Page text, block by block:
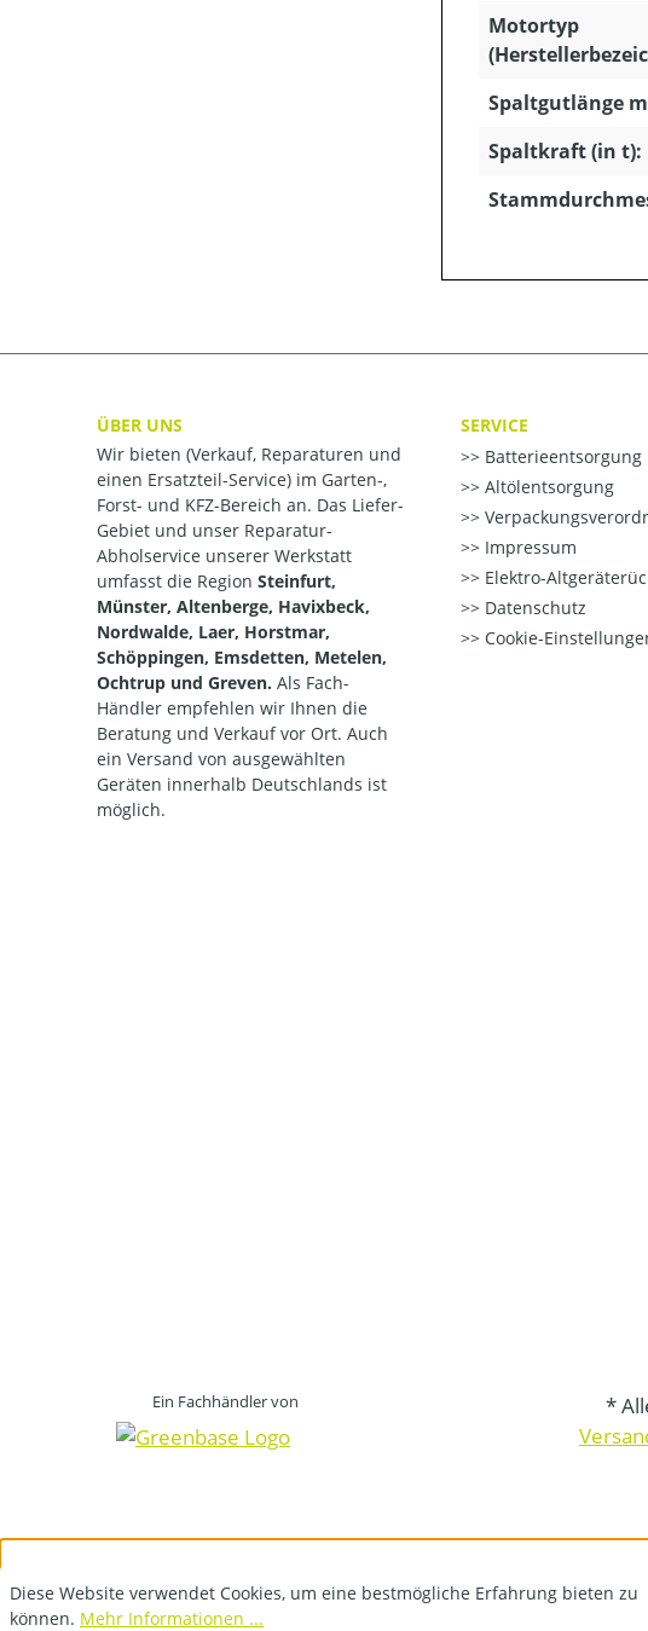
Motortyp
Spaltgutlänge
Spaltkraft (in t):
ÜBER UNS
Wir bieten (Verkauf, Reparaturen und
einen Ersatzteil-Service) im Garten-,
Forst- und KFZ-Bereich an. Das Liefer-
Gebiet und unser Reparatur-
Abholservice unserer Werkstatt
umfasst die Region Steinfurt,
Münster, Altenberge, Havixbeck,
Nordwalde, Laer, Horstmar,
Schöppingen, Emsdetten, Metelen,
Ochtrup und Greven. Als Fach-
Händler empfehlen wir Ihnen die
Beratung und Verkauf vor Ort. Auch
ein Versand von ausgewählten
Geräten innerhalb Deutschlands ist
möglich.
SERVICE
Batterieentsorgung
Altölentsorgung
Impressum
Elektro-
Datenschutz
Cookie-
Ein Fachhändler von
*
Diese Website verwendet Cookies, um eine bestmögliche Erfahrung bieten zu
können. Mehr Informationen ...